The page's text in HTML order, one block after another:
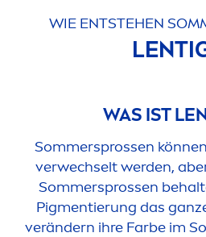
WIE ENTSTEHEN
WAS IST
Sommersprossen
verwechselt werden,
Sommersprossen
Pigmentierung das
verändern ihre Farbe im